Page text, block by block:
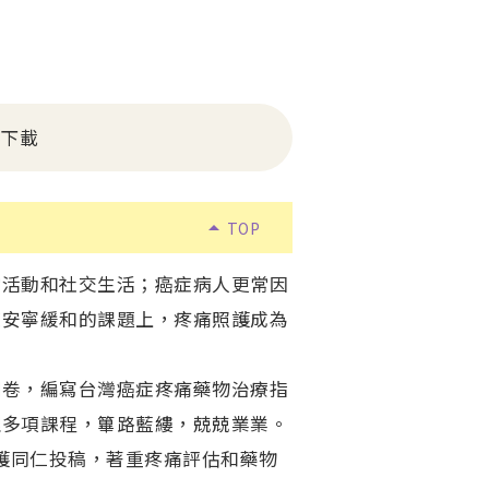
載
arrow_drop_up TOP
動和社交生活；癌症病人更常因
寧緩和的課題上，疼痛照護成為
，編寫台灣癌症疼痛藥物治療指
項課程，篳路藍縷，兢兢業業。
仁投稿，著重疼痛評估和藥物